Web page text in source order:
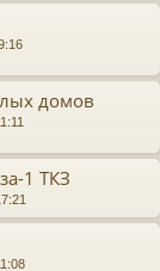
домов
1 ТКЗ